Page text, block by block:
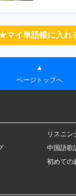
マイ単語帳に入れ
▲
ページトップへ
リスニン
中国語歌
初めての